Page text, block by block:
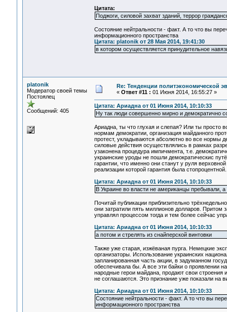
Цитата:
Поджоги, силовой захват зданий, террор
Состояние нейтральности - факт. А то что вы
информационного пространства
Цитата: platonik от 28 Мая 2014, 19:41:30
в котором осуществляется принудительное
platonik
Модератор своей темы
Постоялец
Сообщений: 405
Re: Тенденции политэкономической
« Ответ #11 : 01 Июня 2014, 16:55:27 »
Цитата: Ариадна от 01 Июня 2014, 10:10:33
Ну так люди совершенно мирно и демократично
Ариадна, ты что глухая и слепая? Или ты просто
нормам демократии, организация майданного
протест, укладываются абсолютно во все нормы
силовые действия осуществлялись в рамках
узаконена процедура импичмента, т.е.
украинские уроды не пошли демократическис
гарантии, что именно они станут у руля
реализации которой гарантия была
Цитата: Ариадна от 01 Июня 2014, 10:10:33
В Украине во власти не американцы пребывали,
Почитай публикации приблизительно
они затратили пять миллионов долларов.
управлял процессом тогда и тем более сейчас
Цитата: Ариадна от 01 Июня 2014, 10:10:33
а потом и стрелять из снайперской винтовки
Также уже старая, изжёваная пурга. Немецкие
организаторы. Использование украинских
запланированная часть акции, в задуманном
обеспечивала бы. А все эти байки о проявлении
народные герои майдана, продают свои строения
не соглашаются. Это признание уже показали на
Цитата: Ариадна от 01 Июня 2014, 10:10:33
Состояние нейтральности - факт. А то что вы
информационного пространства